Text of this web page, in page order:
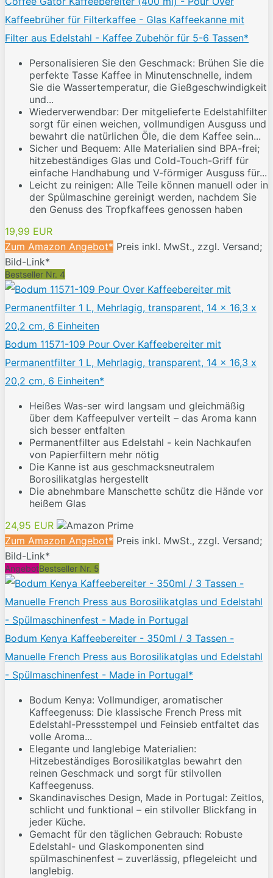
Kaffeebrüher für Filterkaffee - Glas Kaffeekanne mit
Filter aus Edelstahl - Kaffee Zubehör für 5-6 Tassen*
Personalisieren Sie den Geschmack: Brühen Sie die
perfekte Tasse Kaffee in Minutenschnelle, indem
Sie die Wassertemperatur, die Gießgeschwindigkeit
und...
Wiederverwendbar: Der mitgelieferte Edelstahlfilter
sorgt für einen weichen, vollmundigen Ausguss und
bewahrt die natürlichen Öle, die dem Kaffee sein...
Sicher und Bequem: Alle Materialien sind BPA-frei;
hitzebeständiges Glas und Cold-Touch-Griff für
einfache Handhabung und V-förmiger Ausguss für...
Leicht zu reinigen: Alle Teile können manuell oder in
der Spülmaschine gereinigt werden, nachdem Sie
den Genuss des Tropfkaffees genossen haben
19,99 EUR
Zum Amazon Angebot* Preis inkl. MwSt., zzgl. Versand;
Bild-Link*
Bestseller Nr. 4
Bodum 11571-109 Pour Over Kaffeebereiter mit
Permanentfilter 1 L, Mehrlagig, transparent, 14 x 16,3 x
20,2 cm, 6 Einheiten*
Heißes Was-ser wird langsam und gleichmäßig
über dem Kaffeepulver verteilt – das Aroma kann
sich besser entfalten
Permanentfilter aus Edelstahl - kein Nachkaufen
von Papierfiltern mehr nötig
Die Kanne ist aus geschmacksneutralem
Borosilikatglas hergestellt
Die abnehmbare Manschette schütz die Hände vor
heißem Glas
24,95 EUR
Zum Amazon Angebot* Preis inkl. MwSt., zzgl. Versand;
Bild-Link*
AngebotBestseller Nr. 5
Bodum Kenya Kaffeebereiter - 350ml / 3 Tassen -
Manuelle French Press aus Borosilikatglas und Edelstahl
- Spülmaschinenfest - Made in Portugal*
Bodum Kenya: Vollmundiger, aromatischer
Kaffeegenuss: Die klassische French Press mit
Edelstahl-Pressstempel und Feinsieb entfaltet das
volle Aroma...
Elegante und langlebige Materialien:
Hitzebeständiges Borosilikatglas bewahrt den
reinen Geschmack und sorgt für stilvollen
Kaffeegenuss.
Skandinavisches Design, Made in Portugal: Zeitlos,
schlicht und funktional – ein stilvoller Blickfang in
jeder Küche.
Gemacht für den täglichen Gebrauch: Robuste
Edelstahl- und Glaskomponenten sind
spülmaschinenfest – zuverlässig, pflegeleicht und
langlebig.